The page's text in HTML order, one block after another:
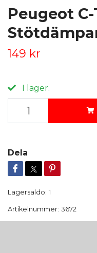
Peugeot
149 kr
I lager.
Dela
Lagersaldo: 1
Artikelnummer: 3672